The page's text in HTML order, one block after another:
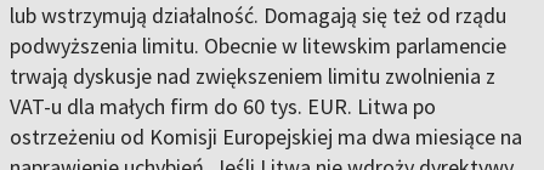
lub wstrzymują działalność. Domagają się też od rządu
podwyższenia limitu. Obecnie w litewskim parlamencie
trwają dyskusje nad zwiększeniem limitu zwolnienia z
VAT-u dla małych firm do 60 tys. EUR. Litwa po
ostrzeżeniu od Komisji Europejskiej ma dwa miesiące na